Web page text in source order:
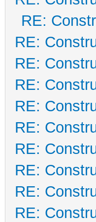
RE:
RE:
RE:
RE:
RE:
RE:
RE:
RE:
RE:
RE: